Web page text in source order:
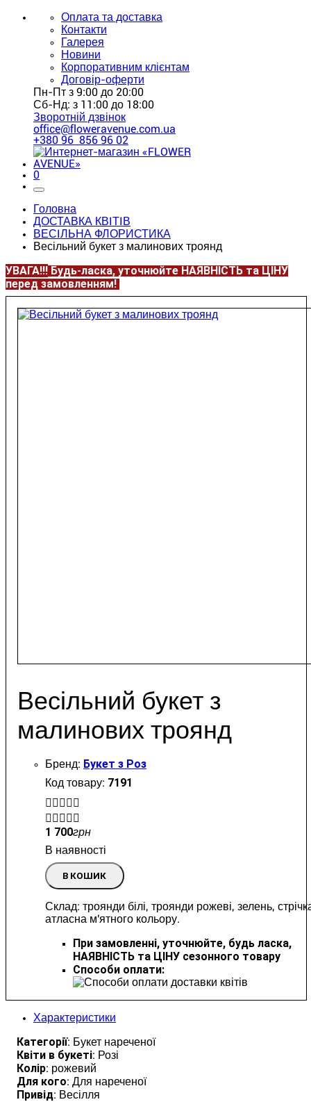
Оплата та доставка
Контакти
Галерея
Новини
Корпоративним клієнтам
Договір-оферти
Пн-Пт з 9:00 до 20:00
Сб-Нд: з 11:00 до 18:00
Зворотній дзвінок
office@floweravenue.com.ua
+380 96 856 96 02
0
Головна
ДОСТАВКА КВІТІВ
ВЕСІЛЬНА ФЛОРИСТИКА
Весільний букет з малинових троянд
УВАГА!!! Будь-ласка, уточнюйте НАЯВНІСТЬ та ЦІНУ
перед замовленням!
Весільний букет з
малинових троянд
Букет з Роз
7191
1 700грн
В наявності
В КОШИК
Склад: троянди білі, троянди рожеві, зелень,
атласна м'ятного кольору.
При замовленні, уточнюйте, будь ласка,
НАЯВНІСТЬ та ЦІНУ сезонного товару
Способи оплати:
Характеристики
Категорії: Букет нареченої
Квіти в букеті: Розі
Колір: рожевий
Для кого: Для нареченої
Привід: Весілля